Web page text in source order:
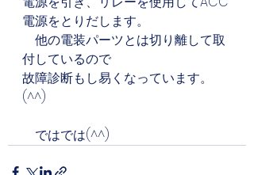
電源をとりだします。
他の電装パーツとは切り離して取
付しているので
故障診断もし易くなっています。
(^^)
ではでは(^^)